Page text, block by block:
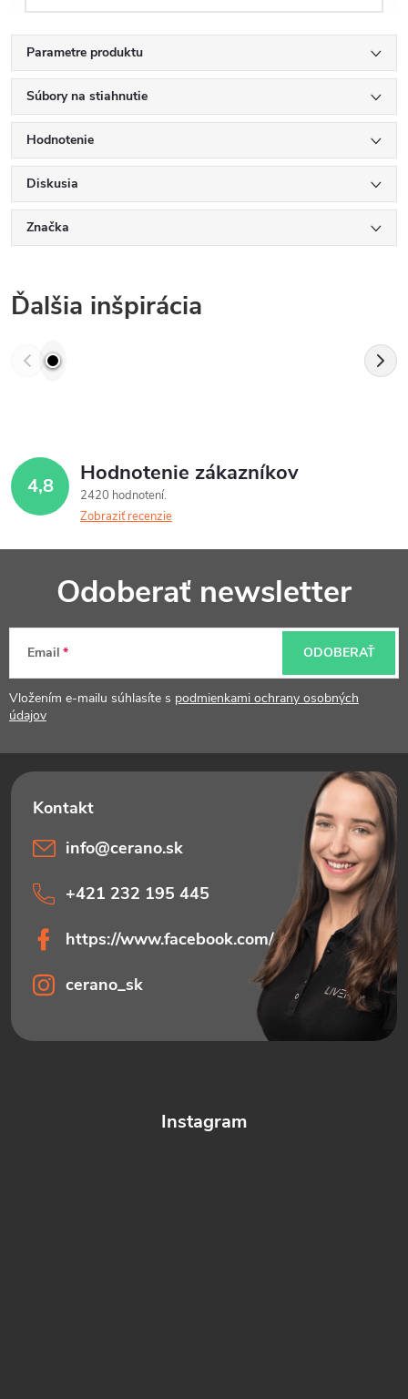
Parametre produktu
Súbory na stiahnutie
Hodnotenie
Diskusia
Značka
Ďalšia inšpirácia
4,8 Hodnotenie zákazníkov
2420 hodnotení
Zobraziť recenzie
p
ä
i
e
Odoberať newsletter
Email
Vložením e-mailu súhlasíte s podmienkami ochrany osobných
údajov
ODOBERAŤ
Instagram
info@cerano.sk
+421 232 195 445
https://www.facebook.com/ceranosk
cerano_sk